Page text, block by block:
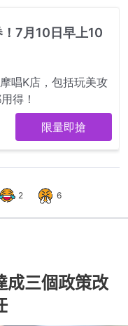
2 6
成三個政策改